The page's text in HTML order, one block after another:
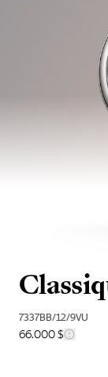
7337BB/12/9VU
66.000 $